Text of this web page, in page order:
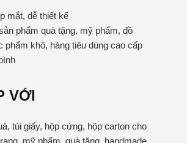
mắt, dễ thiết kế
phẩm quà tặng, mỹ phẩm, đồ
phẩm khô, hàng tiêu dùng cao cấp
VỚI
túi giấy, hộp cứng, hộp carton cho
mỹ phẩm, quà tặng, handmade